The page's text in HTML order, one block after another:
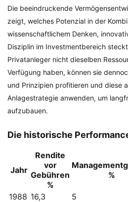
Die beeindruckende
zeigt, welches Potenzial in der
wissenschaftlichem Denken,
Disziplin im Investmentbereich
Privatanleger nicht dieselben
Verfügung haben, können sie
und Prinzipien profitieren und diese
Anlagestrategie anwenden, um
aufzubauen.
Die historische
Jahr
Rendite
vor
Gebühren
%
%
1988 16,3 5